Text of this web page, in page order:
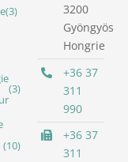
(3)
(3)
(10)
3200
Gyöngyös
Hongrie
+36 37
311
990
+36 37
311